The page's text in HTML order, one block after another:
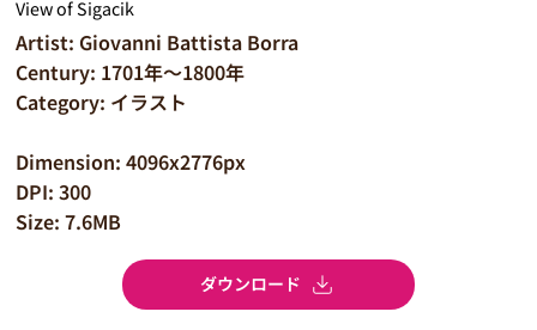
View of Sigacik
Artist: Giovanni Battista Borra
Century: 1701年～1800年
Category: イラスト
Dimension: 4096x2776px
DPI: 300
Size: 7.6MB
ダウンロード